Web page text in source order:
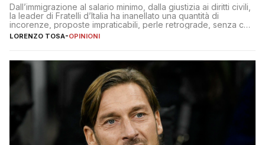
Dall’immigrazione al salario minimo, dalla giustizia ai diritti civili,
la leader di Fratelli d’Italia ha inanellato una quantità di
incorenze, proposte impraticabili, perle retrograde, senza che
nessuno – a destra come a sinistra – glielo abbia fatto notare
LORENZO TOSA-OPINIONI